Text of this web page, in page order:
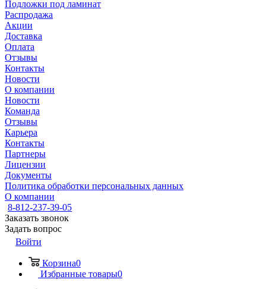
Подложки под ламинат
Распродажа
Акции
Доставка
Оплата
Отзывы
Контакты
Новости
О компании
Новости
Команда
Отзывы
Карьера
Контакты
Партнеры
Лицензии
Документы
Политика обработки персональных данных
О компании
8-812-237-39-05
Заказать звонок
Задать вопрос
Войти
Корзина0
Избранные товары0